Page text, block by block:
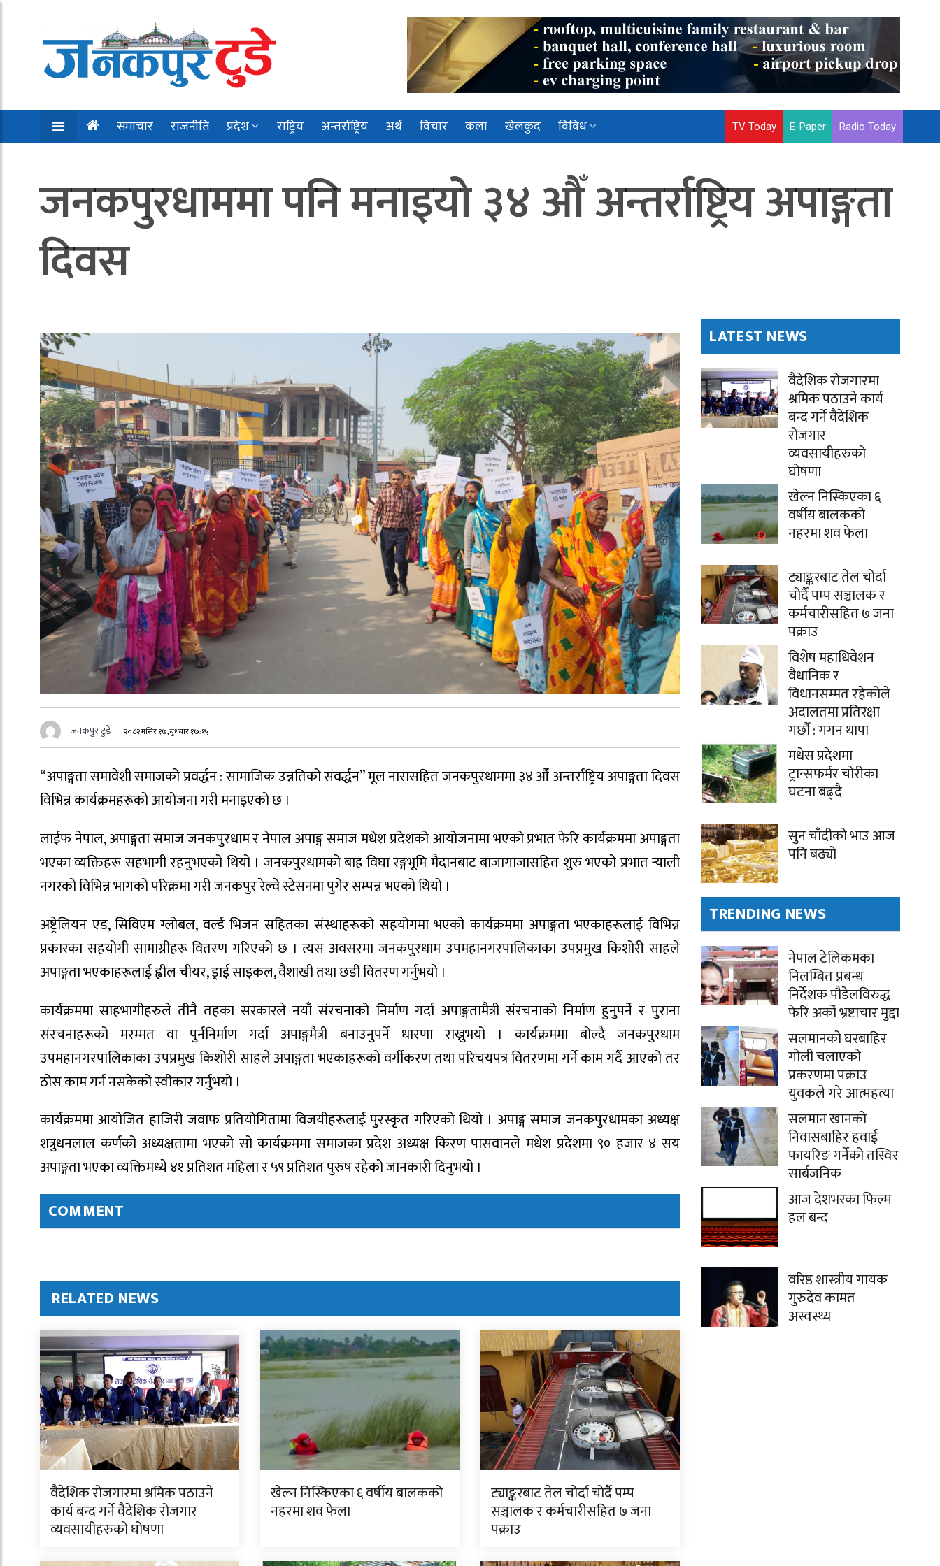
समाचार राजनीति प्रदेश राष्ट्रिय अन्तर्राष्ट्रिय अर्थ विचार कला खेलकुद विविध TV Today E-Paper Radio Today
जनकपुरधाममा पनि मनाइयो ३४ औँ अन्तर्राष्ट्रिय अपाङ्गता
दिवस
जनकपुर टुडे २०८२ मंसिर १७, बुधबार १७:१५
“अपाङ्गता समावेशी समाजको प्रवर्द्धन : सामाजिक उन्नतिको संवर्द्धन” मूल नारासहित जनकपुरधाममा ३४ औँ अन्तर्राष्ट्रिय अपाङ्गता दिवस
विभिन्न कार्यक्रमहरूको आयोजना गरी मनाइएको छ ।
लाईफ नेपाल, अपाङ्गता समाज जनकपुरधाम र नेपाल अपाङ्ग समाज मधेश प्रदेशको आयोजनामा भएको प्रभात फेरि कार्यक्रममा अपाङ्गता
भएका व्यक्तिहरू सहभागी रहनुभएको थियो । जनकपुरधामको बाह्र विघा रङ्गभूमि मैदानबाट बाजागाजासहित शुरु भएको प्रभात र्‍याली
नगरको विभिन्न भागको परिक्रमा गरी जनकपुर रेल्वे स्टेसनमा पुगेर सम्पन्न भएको थियो ।
अष्ट्रेलियन एड, सिविएम ग्लोबल, वर्ल्ड भिजन सहितका संस्थाहरूको सहयोगमा भएको कार्यक्रममा अपाङ्गता भएकाहरूलाई विभिन्न
प्रकारका सहयोगी सामाग्रीहरू वितरण गरिएको छ । त्यस अवसरमा जनकपुरधाम उपमहानगरपालिकाका उपप्रमुख किशोरी साहले
अपाङ्गता भएकाहरूलाई ह्वील चीयर, ड्राई साइकल, वैशाखी तथा छडी वितरण गर्नुभयो ।
कार्यक्रममा साहभागीहरुले तीनै तहका सरकारले नयाँ संरचनाको निर्माण गर्दा अपाङ्गतामैत्री संरचनाको निर्माण हुनुपर्ने र पुराना
संरचनाहरूको मरम्मत वा पुर्ननिर्माण गर्दा अपाङ्गमैत्री बनाउनुपर्ने धारणा राख्नुभयो । कार्यक्रममा बोल्दै जनकपुरधाम
उपमहानगरपालिकाका उपप्रमुख किशोरी साहले अपाङ्गता भएकाहरूको वर्गीकरण तथा परिचयपत्र वितरणमा गर्ने काम गर्दै आएको तर
ठोस काम गर्न नसकेको स्वीकार गर्नुभयो ।
कार्यक्रममा आयोजित हाजिरी जवाफ प्रतियोगितामा विजयीहरूलाई पुरस्कृत गरिएको थियो । अपाङ्ग समाज जनकपुरधामका अध्यक्ष
शत्रुधनलाल कर्णको अध्यक्षतामा भएको सो कार्यक्रममा समाजका प्रदेश अध्यक्ष किरण पासवानले मधेश प्रदेशमा ९० हजार ४ सय
अपाङ्गता भएका व्यक्तिमध्ये ४१ प्रतिशत महिला र ५९ प्रतिशत पुरुष रहेको जानकारी दिनुभयो ।
COMMENT
RELATED NEWS
वैदेशिक रोजगारमा श्रमिक पठाउने
कार्य बन्द गर्ने वैदेशिक रोजगार
व्यवसायीहरुको घोषणा
खेल्न निस्किएका ६ वर्षीय बालकको
नहरमा शव फेला
ट्याङ्करबाट तेल चोर्दा चोर्दै पम्प
सञ्चालक र कर्मचारीसहित ७ जना
पक्राउ
LATEST NEWS
वैदेशिक रोजगारमा
श्रमिक पठाउने कार्य
बन्द गर्ने वैदेशिक
रोजगार
व्यवसायीहरुको
घोषणा
खेल्न निस्किएका ६
वर्षीय बालकको
नहरमा शव फेला
ट्याङ्करबाट तेल चोर्दा
चोर्दै पम्प सञ्चालक र
कर्मचारीसहित ७ जना
पक्राउ
विशेष महाधिवेशन
वैधानिक र
विधानसम्मत रहेकोले
अदालतमा प्रतिरक्षा
गर्छौ : गगन थापा
मधेस प्रदेशमा
ट्रान्सफर्मर चोरीका
घटना बढ्दै
सुन चाँदीको भाउ आज
पनि बढ्यो
TRENDING NEWS
नेपाल टेलिकमका
निलम्बित प्रबन्ध
निर्देशक पौडेलविरुद्ध
फेरि अर्को भ्रष्टाचार मुद्दा
सलमानको घरबाहिर
गोली चलाएको
प्रकरणमा पक्राउ
युवकले गरे आत्महत्या
सलमान खानको
निवासबाहिर हवाई
फायरिङ गर्नेको तस्विर
सार्बजनिक
आज देशभरका फिल्म
हल बन्द
वरिष्ठ शास्त्रीय गायक
गुरुदेव कामत
अस्वस्थ्य